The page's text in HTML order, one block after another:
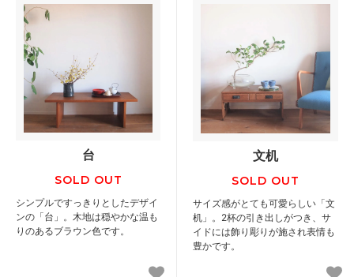
台
SOLD OUT
シンプルですっきりとしたデザイ
ンの「台」。木地は穏やかな温も
りのあるブラウン色です。
文机
SOLD OUT
サイズ感がとても可愛らしい「文
机」。2杯の引き出しがつき、サ
イドには飾り彫りが施され表情も
豊かです。